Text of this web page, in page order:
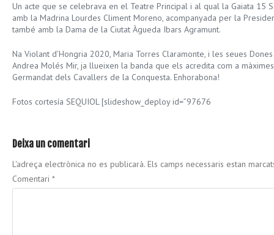
Un acte que se celebrava en el Teatre Principal i al qual la Gaiata 15
amb la Madrina Lourdes Climent Moreno, acompanyada per la
també amb la Dama de la Ciutat Àgueda Ibars Agramunt.
Na Violant d’Hongria 2020, Maria Torres Claramonte, i les seues
Andrea Molés Mir, ja llueixen la banda que els acredita com a
Germandat dels Cavallers de la Conquesta. Enhorabona!
Fotos cortesía SEQUIOL [slideshow_deploy id=”97676
Deixa un comentari
L'adreça electrònica no es publicarà. Els camps necessaris estan
Comentari *